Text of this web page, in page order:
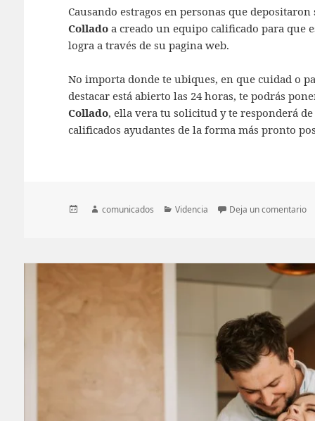
Causando estragos en personas que
Colladoa creado un equipo calificado para que
logra a través de su pagina web.
No importa donde te ubiques, en que cuidad o
destacar está abierto las 24 horas, te podrás
Collado, ella vera tu solicitud y te responderá
calificados ayudantes de la forma más pronto
Publicado
Autor
comunicados Categorías
Videncia Deja un comentario